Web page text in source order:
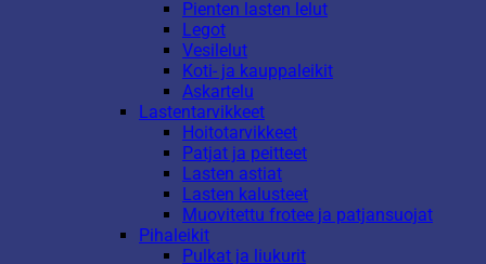
Pienten lasten lelut
Legot
Vesilelut
Koti- ja kauppaleikit
Askartelu
Lastentarvikkeet
Hoitotarvikkeet
Patjat ja peitteet
Lasten astiat
Lasten kalusteet
Muovitettu frotee ja patjansuojat
Pihaleikit
Pulkat ja liukurit